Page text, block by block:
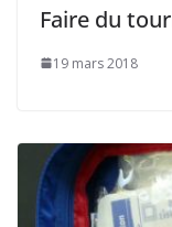
Faire du
19 mars 2018